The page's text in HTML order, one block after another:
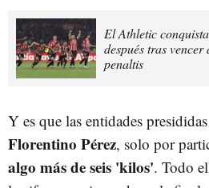
El Athletic
después tras
penaltis
Y es que las entidades
Florentino Pérez, solo por
algo más de seis 'kilos'. Todo